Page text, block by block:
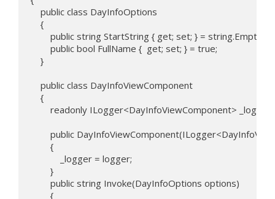
    public class DayInfoOptions
    {
        public string StartString { get; set; } = string.Empty;
        public bool FullName {  get; set; } = true;
    }
    public class DayInfoViewComponent
    {
        readonly ILogger<DayInfoViewComponent> _logger;
public
        {
            _logger = logger;
        }
        public string Invoke(DayInfoOptions options)
        {